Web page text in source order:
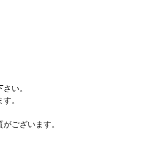
い。
。
ございます。